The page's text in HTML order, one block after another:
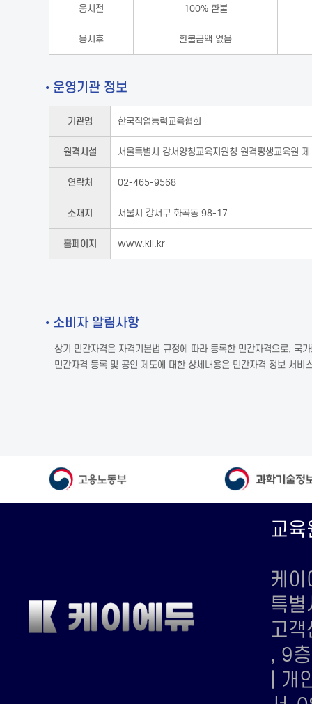
응시전 100% 환불
응시후 환불금액 없음
• 운영기관 정보
기관명 한국직업능력교육협회
원격시설 서울특별시 강서양청교육지원청 원격평생교육원
연락처 02-465-9568
소재지 서울시 강서구 화곡동 98-17
홈페이지 www.kll.kr
• 소비자 알림사항
· 상기 민간자격은 자격기본법 규정에 따라 등록한 민간자격으로, 국
· 민간자격 등록 및 공인 제도에 대한 상세내용은 민간자격 정보 서
교
케
특
고
, 9
|